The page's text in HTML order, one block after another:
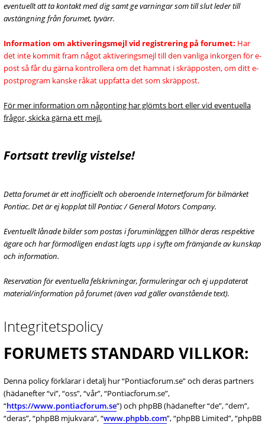
eventuellt att ta kontakt med dig samt ge varningar som till slut leder till
avstängning från forumet, tyvärr.
Information om aktiveringsmejl vid registrering på forumet: Har
det inte kommit fram något aktiveringsmejl till den vanliga inkorgen för e-
post så får du gärna kontrollera om det hamnat i skräpposten, om ditt e-
postprogram kanske råkat uppfatta det som skräppost.
För mer information om någonting har glömts bort eller vid eventuella
frågor, skicka gärna ett mejl.
Fortsatt trevlig vistelse!
Detta forumet är ett inofficiellt och oberoende Internetforum för bilmärket
Pontiac. Det är ej kopplat till Pontiac / General Motors Company.
Eventuellt lånade bilder som postas i foruminläggen tillhör deras respektive
ägare och har förmodligen endast lagts upp i syfte om främjande av kunskap
och information.
Reservation för eventuella felskrivningar, formuleringar och ej uppdaterat
material/information på forumet (även vad gäller ovanstående text).
Integritetspolicy
FORUMETS STANDARD VILLKOR:
Denna policy förklarar i detalj hur “Pontiacforum.se” och deras partners
(hädanefter “vi”, “oss”, “vår”, “Pontiacforum.se”,
“https://www.pontiacforum.se”) och phpBB (hädanefter “de”, “dem”,
“deras”, “phpBB mjukvara”, “www.phpbb.com”, “phpBB Limited”, “phpBB